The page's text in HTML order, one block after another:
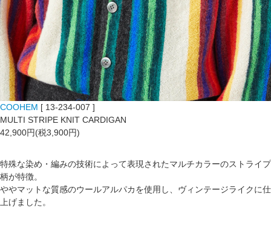
COOHEM [ 13-234-007 ]
MULTI STRIPE KNIT CARDIGAN
42,900円(税3,900円)
特殊な染め・編みの技術によって表現されたマルチカラーのストライプ
柄が特徴。
ややマットな質感のウールアルパカを使用し、ヴィンテージライクに仕
上げました。